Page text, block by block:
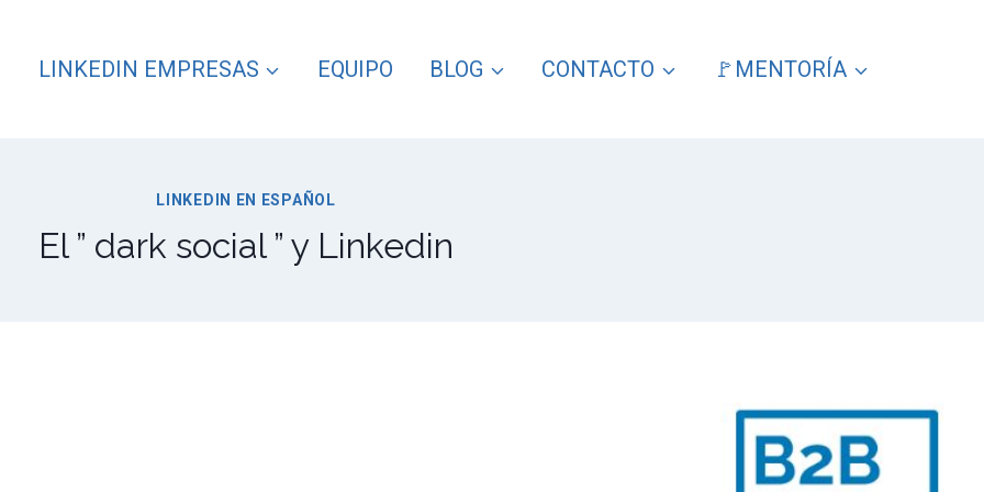
LINKEDIN EMPRESAS EQUIPO BLOG CONTACTO 🚩MENTORÍA
LINKEDIN EN ESPAÑOL
El ” dark social ” y Linkedin